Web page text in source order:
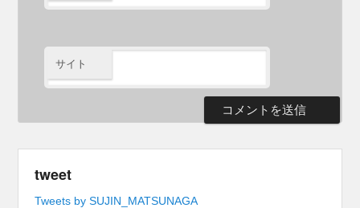
サイト
tweet
Tweets by SUJIN_MATSUNAGA